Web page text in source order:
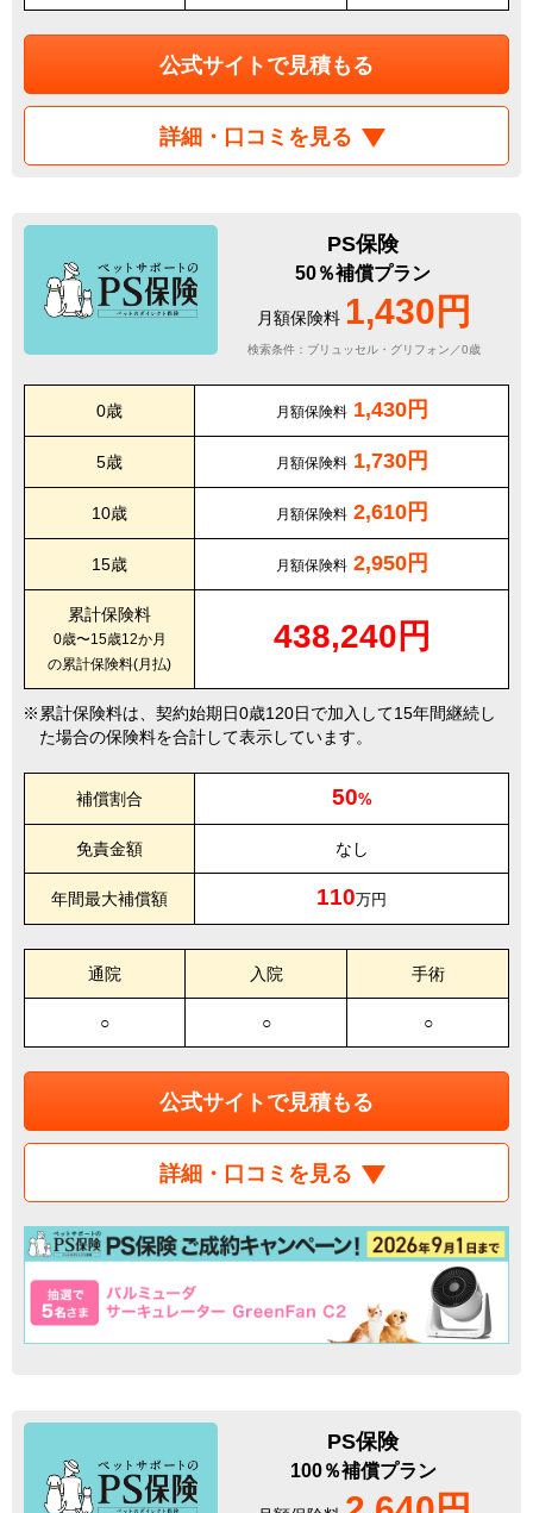
公式サイトで見積もる
詳細・口コミを見る
PS保険
50％補償プラン
月額保険料 1,430円
検索条件：ブリュッセル・グリフォン／0歳
0歳 月額保険料 1,430円
5歳 月額保険料 1,730円
10歳 月額保険料 2,610円
15歳 月額保険料 2,950円
累計保険料
0歳〜15歳12か月
の累計保険料(月払)
438,240円
累計保険料は、契約始期日0歳120日で加入して15年間継続し
た場合の保険料を合計して表示しています。
補償割合 50%
免責金額 なし
年間最大補償額 110万円
通院 入院 手術
○ ○ ○
公式サイトで見積もる
詳細・口コミを見る
PS保険
100％補償プラン